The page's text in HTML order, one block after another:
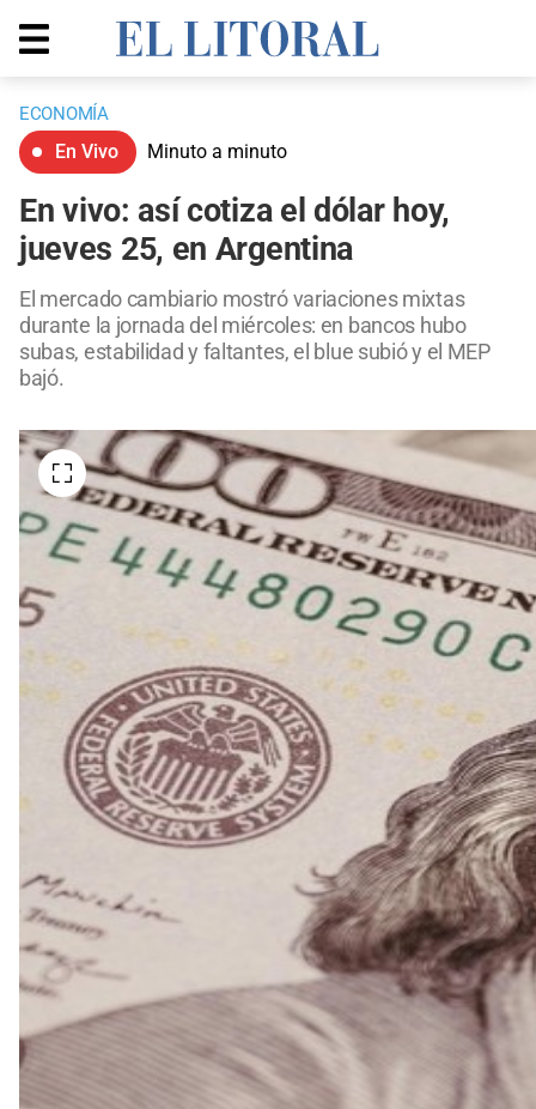
ECONOMÍA
En Vivo Minuto a minuto
En vivo: así cotiza el dólar hoy,
jueves 25, en Argentina
El mercado cambiario mostró variaciones mixtas
durante la jornada del miércoles: en bancos hubo
subas, estabilidad y faltantes, el blue subió y el MEP
bajó.